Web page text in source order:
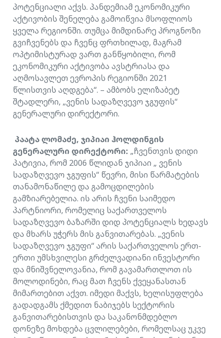
პოტენციალი აქვს. პანდემიამ ეკონომიკური
აქტივობის შენელება გამოიწვია მსოფლიოს
ყველა რეგიონში. თუმცა მიმდინარე პროგნოზი
გვიჩვენებს და ჩვენც ფრთხილად, მაგრამ
ოპტიმისტურად ვართ განწყობილი, რომ
ეკონომიკური აქტივობა ავსტრიასა და
აღმოსავლეთ ევროპის რეგიონში 2021
წლისთვის აღდგება“. – ამბობს ელიზაბეტ
შტადლერი, „ვენის სადაზღვევო ჯგუფის“
გენერალური დირექტორი.
პაატა ლომაძე, ჯიპიაი ჰოლდინგის
გენერალური დირექტორი: „ჩვენთვის დიდი
პატივია, რომ 2006 წლიდან ჯიპიაი „ ვენის
სადაზღვევო ჯგუფის“ წევრი, მისი წარმატების
თანამონაწილე და გამოცდილების
გამზიარებელია. ის არის ჩვენი საიმედო
პარტნიორი, რომელიც საქართველოს
სადაზღვევო ბაზარში დიდ პოტენციალს ხედავს
და მხარს უჭერს მის განვითარებას. „ვენის
სადაზღვევო ჯგუფი“ არის საქართველოს ერთ-
ერთი უმსხვილესი გრძელვადიანი ინვესტორი
და მნიშვნელოვანია, რომ გავამართლოთ ის
მოლოდინები, რაც მათ ჩვენს ქვეყანასთან
მიმართებით აქვთ. იმედი მაქვს, ხელისუფლება
გადადგამს ქმედით ნაბიჯებს სექტორის
განვითარებისთვის და საკანონმდებლო
დონეზე მოხდება ცვლილებები, რომელსაც უკვე